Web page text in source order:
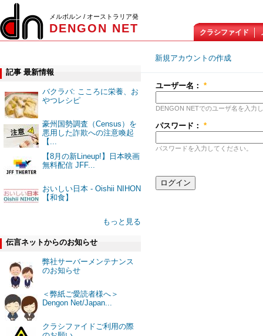
メルボルン / オーストラリア発
DENGON NET クラシファイド
記事 最新情報
バクラバ: こころに栄養、お
やつレシピ
豪州国勢調査（Census）を
悪用した詐欺への注意喚起
【...
【8月の新Lineup!】日本映画
無料配信 JFF...
おいしい日本 - Oishii NIHON
【和食】
もっと見る
伝言ネットからのお知らせ
弊社サーバーメンテナンス
のお知らせ
＜弊紙ご愛読者様へ＞
Dengon Net/Japan...
クラシファイドご利用の際
新規アカウントの作成
ユーザー名： *
DENGON NETでのユーザ名を入力
パスワード： *
パスワードを入力してください。